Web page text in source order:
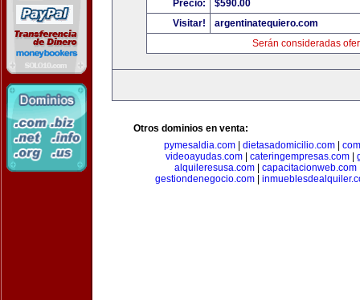
Precio:
$590.00
Visitar!
argentinatequiero.com
Serán consideradas
Otros dominios en venta:
pymesaldia.com| dietasadomicilio.com|
videoayudas.com| cateringempresas.com|
alquileresusa.com
capacitacionweb.com
gestiondenegocio.com|